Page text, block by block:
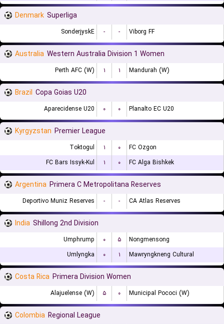
Denmark Superliga
SonderjyskE - - Viborg FF
Australia Western Australia Division 1 Women
Perth AFC (W) ۱ ۱ Mandurah (W)
Brazil Copa Goias U20
Aparecidense U20 ۰ ۰ Planalto EC U20
Kyrgyzstan Premier League
Toktogul ۱ ۰
FC Ozgon
FC Bars Issyk-Kul
۱ ۰ FC Alga Bishkek
Argentina Primera C Metropolitana Reserves
Deportivo Muniz Reserves - - CA Atlas Reserves
India Shillong 2nd Division
Umphrump ۰ ۵
Nongmensong
Umlyngka
۰ ۱ Mawryngkneng Cultural
Costa Rica Primera Division Women
Alajuelense (W) ۵ ۰ Municipal Pococi (W)
Colombia Regional League